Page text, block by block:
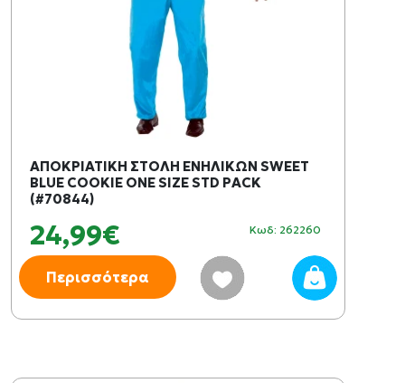
ΑΠΟΚΡΙΑΤΙΚΗ ΣΤΟΛΗ ΕΝΗΛΙΚΩΝ SWEET
BLUE COOKIE ONE SIZE STD PACK
(#70844)
24,99€ Κωδ: 262260
Περισσότερα